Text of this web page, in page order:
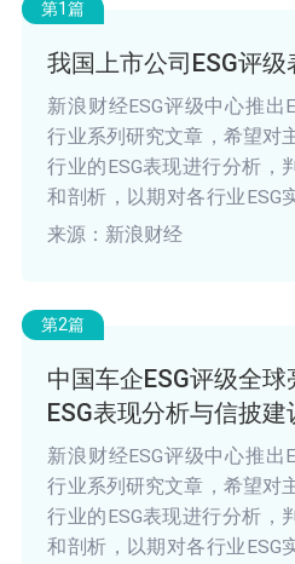
第1篇
我国上市公司ESG评
新浪财经ESG评级中心推出
行业系列研究文章，希望对
行业的ESG表现进行分析，
和剖析，以期对各行业ESG
起到促进作用。本期为我国上
来源：新浪财经
第2篇
中国车企ESG评级全
ESG表现分析与信披建
新浪财经ESG评级中心推出
行业系列研究文章，希望对
行业的ESG表现进行分析，
和剖析，以期对各行业ESG